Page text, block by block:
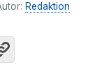
Redaktion